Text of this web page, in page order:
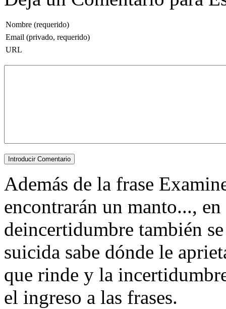
Nombre (requerido)
Email (privado, requerido)
URL
Además de la frase
encontrarán un manto...,
deincertidumbre también
suicida sabe dónde le
que rinde y la
el ingreso a las frases.